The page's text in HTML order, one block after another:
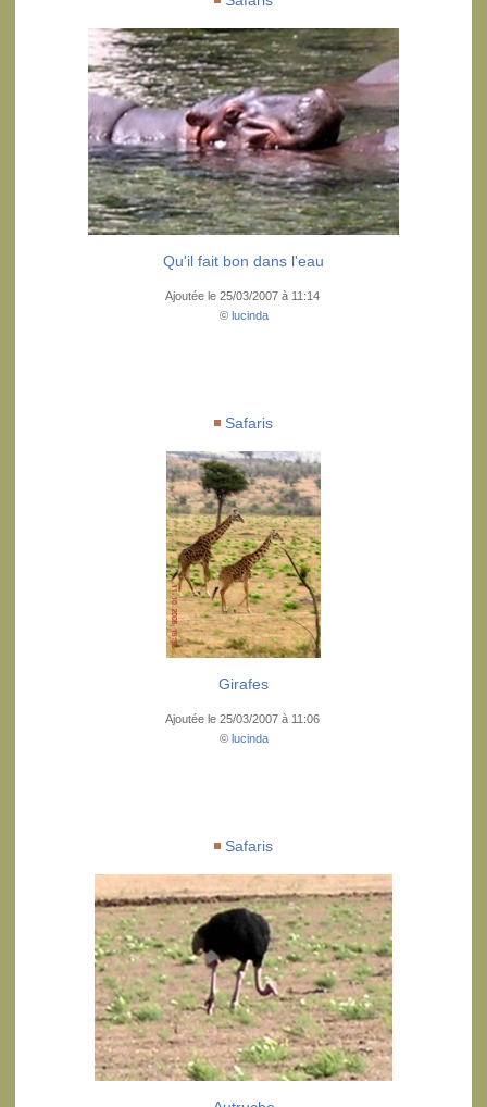
Qu'il fait bon dans l'eau
Ajoutée le 25/03/2007 à 11:14
© lucinda
Safaris
Girafes
Ajoutée le 25/03/2007 à 11:06
© lucinda
Safaris